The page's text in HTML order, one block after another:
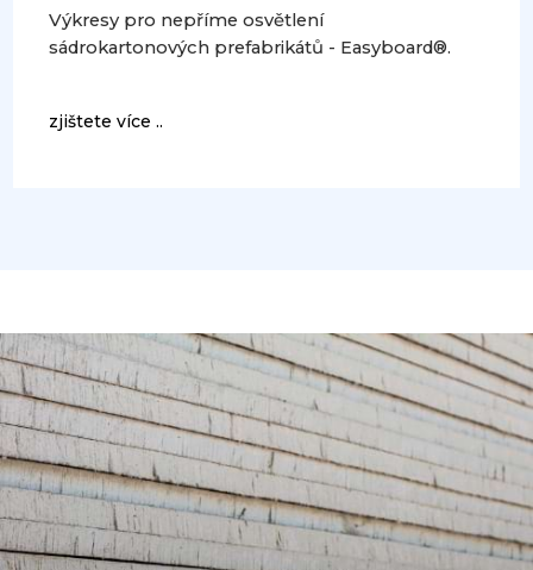
Výkresy pro nepříme osvětlení
sádrokartonových prefabrikátů - Easyboard®.
zjištete více ..